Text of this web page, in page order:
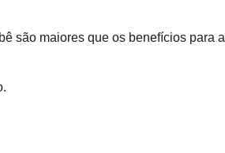
são maiores que os benefícios para a